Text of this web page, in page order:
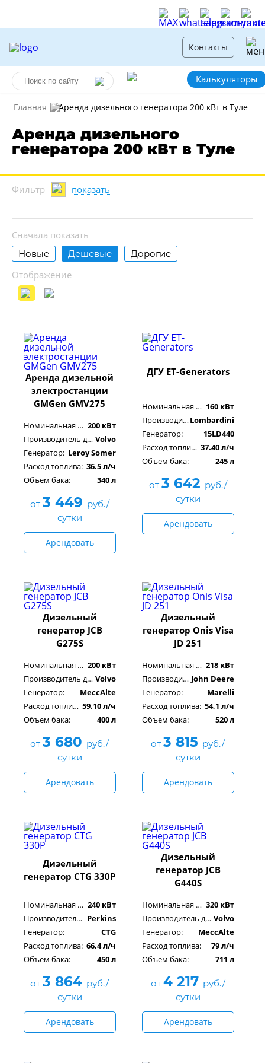
Контакты
Калькуляторы
Главная Аренда дизельного генератора 200 кВт в Туле
Аренда дизельного
генератора 200 кВт в Туле
Фильтр показать
Сначала показать
Новые Дешевые Дорогие
Отображение
Аренда дизельной
электростанции
GMGen GMV275
Номинальная мощность: 200 кВт
Производитель двигателя: Volvo
Генератор: Leroy Somer
Расход топлива: 36.5 л/ч
Объем бака:
340 л
от 3 449 руб./
сутки
Арендовать
ДГУ ET-Generators
Номинальная мощность: 160 кВт
Производитель двигателя:Lombardini
Генератор:
15LD440
Расход топлива: 37.40 л/ч
Объем бака:
245 л
от 3 642 руб./
сутки
Арендовать
Дизельный
генератор JCB
G275S
Номинальная мощность: 200 кВт
Производитель двигателя: Volvo
Генератор:
MeccAlte
Расход топлива: 59.10 л/ч
Объем бака:
400 л
от3 680 руб./
сутки
Арендовать
Дизельный
генератор Onis Visa
JD 251
Номинальная мощность: 218 кВт
Производитель двигателя: John Deere
Генератор:
Marelli
Расход топлива: 54,1 л/ч
Объем бака:
520 л
от3 815 руб./
сутки
Арендовать
Дизельный
генератор CTG 330P
Номинальная мощность: 240 кВт
Производитель двигателя: Perkins
Генератор:
CTG
Расход топлива: 66,4 л/ч
Объем бака:
450 л
от3 864 руб./
сутки
Арендовать
Дизельный
генератор JCB
G440S
Номинальная мощность: 320 кВт
Производитель двигателя: Volvo
Генератор:
MeccAlte
Расход топлива:
79 л/ч
Объем бака:
711 л
от 4 217 руб./
сутки
Арендовать